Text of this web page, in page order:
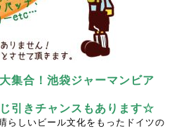
集合！池袋ジャーマンビア
引きチャンスもあります☆
らしいビール文化をもったドイツの